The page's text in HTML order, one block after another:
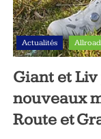
Actualités Allroad
Giant et
nouveaux
Route et